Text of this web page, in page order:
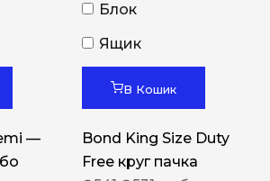
—
Блок
Ящик
В Кошик
Bond King Size Duty
Free круг пачка